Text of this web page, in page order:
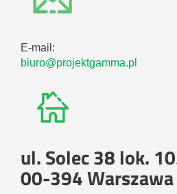
E-mail:
biuro@projektgamma.pl
ul. Solec 38 lok.
00-394 Warszawa